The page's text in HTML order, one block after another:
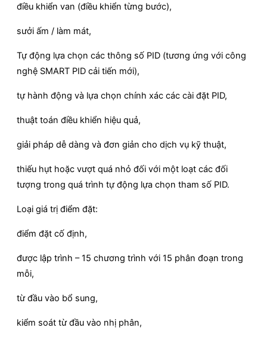
điều khiển van (điều khiển từng bước),
sưởi ấm / làm mát,
Tự động lựa chọn các thông số PID (tương ứng với công
nghệ SMART PID cải tiến mới),
tự hành động và lựa chọn chính xác các cài đặt PID,
thuật toán điều khiển hiệu quả,
giải pháp dễ dàng và đơn giản cho dịch vụ kỹ thuật,
thiếu hụt hoặc vượt quá nhỏ đối với một loạt các đối
tượng trong quá trình tự động lựa chọn tham số PID.
Loại giá trị điểm đặt:
điểm đặt cố định,
được lập trình – 15 chương trình với 15 phân đoạn trong
mỗi,
từ đầu vào bổ sung,
kiểm soát từ đầu vào nhị phân,